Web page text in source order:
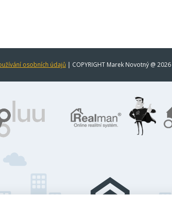
osobních údajů | COPYRIGHT Marek Novotný @ 2026